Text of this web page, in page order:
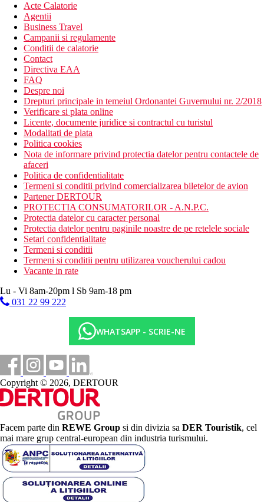
Acte Calatorie
Agentii
Business Travel
Campanii si regulamente
Conditii de calatorie
Contact
Directiva EAA
FAQ
Despre noi
Drepturi principale in temeiul Ordonantei Guvernului nr. 2/2018
Verificare si plata online
Licente, documente juridice si contractul cu turistul
Modalitati de plata
Politica cookies
Nota de informare privind protectia datelor pentru contactele de
afaceri
Politica de confidentialitate
Termeni si conditii privind comercializarea biletelor de avion
Partener DERTOUR
PROTECTIA CONSUMATORILOR - A.N.P.C.
Protectia datelor cu caracter personal
Protectia datelor pentru paginile noastre de pe retelele sociale
Setari confidentialitate
Termeni si conditii
Termeni si conditii pentru utilizarea voucherului cadou
Vacante in rate
Lu - Vi 8am-20pm l Sb 9am-18 pm
031 22 99 222
WHATSAPP - SCRIE-NE
Copyright © 2026, DERTOUR
Facem parte din REWE Group si din divizia sa DER Touristik, cel
mai mare grup central-european din industria turismului.